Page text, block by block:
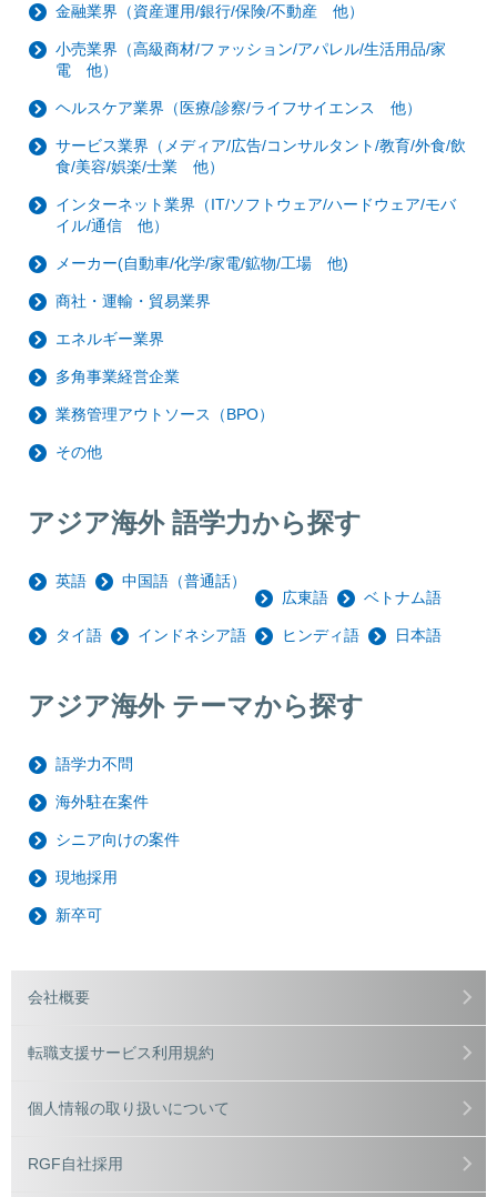
金融業界（資産運用/銀行/保険/不動産 他）
小売業界（高級商材/ファッション/アパレル/生活用品/家
電 他）
ヘルスケア業界（医療/診察/ライフサイエンス 他）
サービス業界（メディア/広告/コンサルタント/教育/外食/飲
食/美容/娯楽/士業 他）
インターネット業界（IT/ソフトウェア/ハードウェア/モバ
イル/通信 他）
メーカー(自動車/化学/家電/鉱物/工場 他)
商社・運輸・貿易業界
エネルギー業界
多角事業経営企業
業務管理アウトソース（BPO）
その他
アジア海外 語学力から探す
英語
中国語（普通話）
広東語
ベトナム語
タイ語 インドネシア語 ヒンディ語 日本語
アジア海外 テーマから探す
語学力不問
海外駐在案件
シニア向けの案件
現地採用
新卒可
会社概要
転職支援サービス利用規約
個人情報の取り扱いについて
RGF自社採用